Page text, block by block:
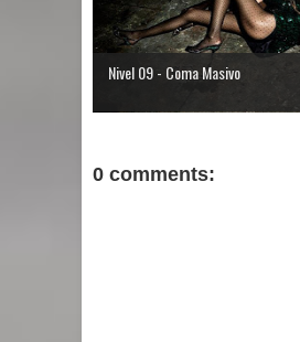
Nivel 09 - Coma Masivo
0 comments: